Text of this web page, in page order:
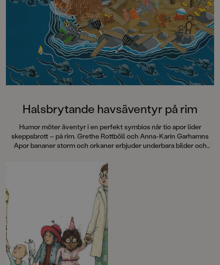
Dahlberg slår sina
denna galet kaosiga
medryckande
Hallhagen tipsar om
böcker för barn och
SvD"Mycket
särskilt att rutscha
Dahlbergs bilder
en enda sekund. På
uppslag finns tusen
följa familjens hund
sniffande äventyr."
DN"En bok som
till skratt hos såväl
BTJ.
Halsbrytande havsäventyr på rim
Humor möter äventyr i en perfekt symbios när tio apor lider
skeppsbrott – på rim. Grethe Rottböll och Anna-Karin Garhamns
Apor bananer storm och orkaner erbjuder underbara bilder och